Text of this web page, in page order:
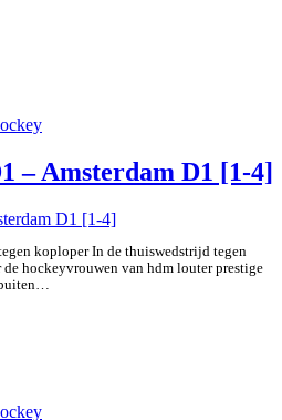
– Amsterdam D1 [1-4]
koploper In de thuiswedstrijd tegen
hockeyvrouwen van hdm louter prestige